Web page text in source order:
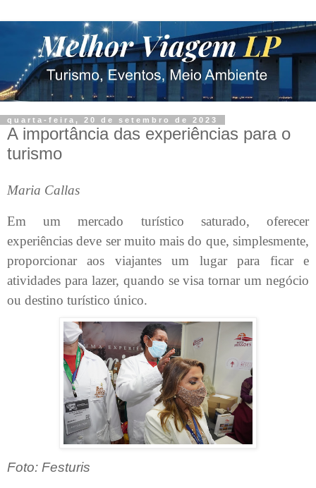
quarta-feira, 20 de setembro de 2023
A importância das experiências para o
turismo
Maria Callas
Em um mercado turístico saturado, oferecer
experiências deve ser muito mais do que, simplesmente,
proporcionar aos viajantes um lugar para ficar e
atividades para lazer, quando se visa tornar um negócio
ou destino turístico único.
Foto: Festuris